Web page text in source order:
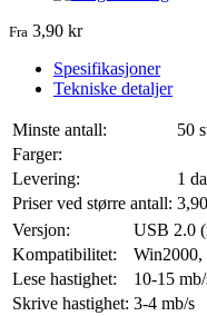
Fra 3,90 kr
Spesifikasjoner
Tekniske detaljer
Minste antall:
50
Farger:
Levering:
1
Priser ved større antall:
Versjon:
USB 2.0
Kompatibilitet:
Win2000,
Lese hastighet:
10-15
Skrive hastighet: 3-4 mb/s